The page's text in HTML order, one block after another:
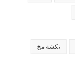
نكشة مخ